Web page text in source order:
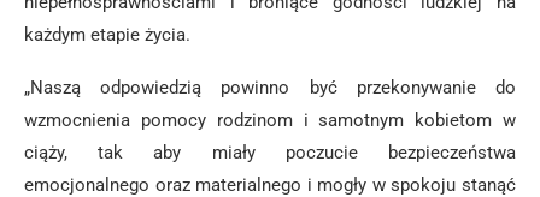
każdym etapie życia.
„Naszą odpowiedzią powinno być przekonywanie do
wzmocnienia pomocy rodzinom i samotnym kobietom w
ciąży, tak aby miały poczucie bezpieczeństwa
emocjonalnego oraz materialnego i mogły w spokoju stanąć